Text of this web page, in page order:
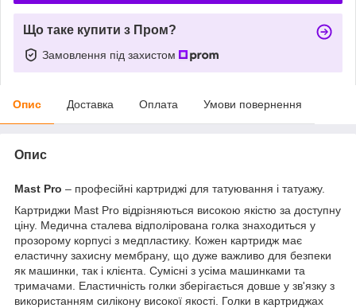
Що таке купити з Пром?
Замовлення під захистом
Опис Доставка Оплата Умови повернення
Опис
Mast Pro – професійні картриджі для татуювання і татуажу.
Картриджи Mast Pro відрізняються високою якістю за доступну
ціну. Медична сталева відполірована голка знаходиться у
прозорому корпусі з медпластику. Кожен картридж має
еластичну захисну мембрану, що дуже важливо для безпеки
як машинки, так і клієнта. Сумісні з усіма машинками та
тримачами. Еластичність голки зберігається довше у зв'язку з
використанням силікону високої якості. Голки в картриджах